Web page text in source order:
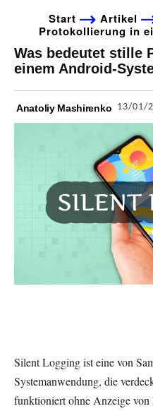
Start Artikel
Protokollierung in
Was bedeutet stille
einem Android-
Anatoliy Mashirenko 13/01/
Silent Logging ist eine von
Systemanwendung, die
funktioniert ohne Anzeige